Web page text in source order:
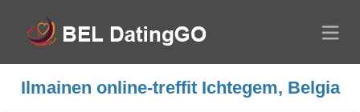
Ilmainen online-treffit Ichtegem, Belgia